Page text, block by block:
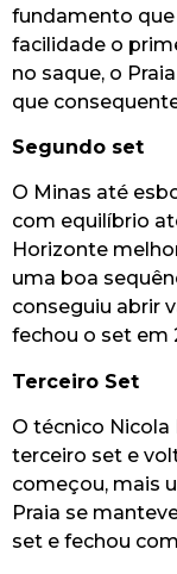
fundamento
facilidade o
no saque, o
que
Segundo set
O Minas até
com equilíbrio
Horizonte
uma boa
conseguiu abrir
fechou o set em
Terceiro Set
O técnico
terceiro set e
começou, mais
Praia se
set e fechou